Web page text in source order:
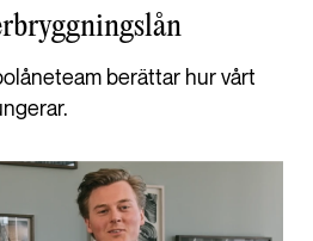
berättar hur vårt